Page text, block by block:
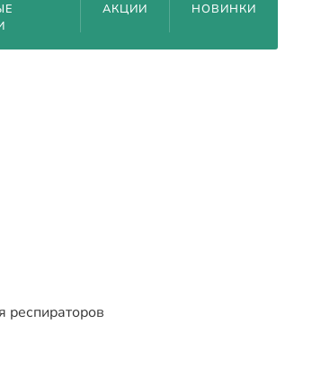
АКЦИИ НОВИНКИ
респираторов